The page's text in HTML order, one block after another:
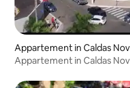
Appartement in Caldas
Appartement in Caldas